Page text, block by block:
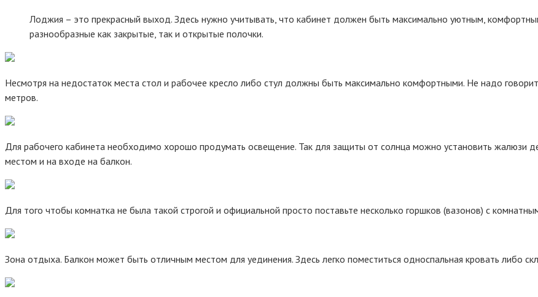
Лоджия – это прекрасный выход. Здесь нужно учитывать, что кабинет должен быть максимально уютным,
разнообразные как закрытые, так и открытые полочки.
Несмотря на недостаток места стол и рабочее кресло либо стул должны быть максимально комфортными. Не надо
метров.
Для рабочего кабинета необходимо хорошо продумать освещение. Так для защиты от солнца можно установить жалюзи
местом и на входе на балкон.
Для того чтобы комнатка не была такой строгой и официальной просто поставьте несколько горшков (вазонов) с
Зона отдыха. Балкон может быть отличным местом для уединения. Здесь легко поместиться односпальная кровать либо